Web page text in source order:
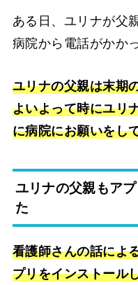
ある日、ユリナが父
病院から電話がかか
ユリナの父親は末期
よいよって時にユリ
に病院にお願いをし
ユリナの父親もア
た
看護師さんの話によ
プリをインストール